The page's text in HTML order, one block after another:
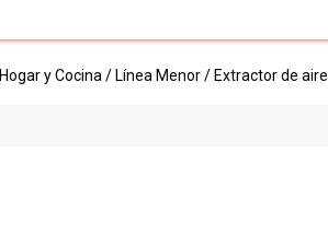
Hogar y Cocina / Línea Menor / Extractor de aire